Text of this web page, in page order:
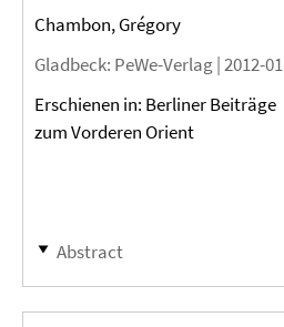
Chambon, Grégory
Gladbeck: PeWe-Verlag |2012-01
Erschienen in: Berliner Beiträge
zum Vorderen Orient
Abstract